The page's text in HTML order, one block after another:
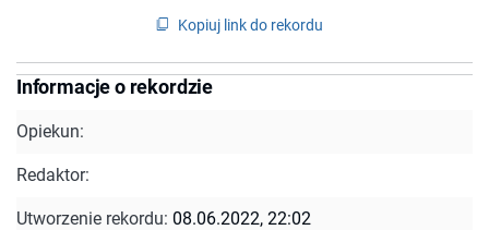
Kopiuj link do rekordu
Informacje o rekordzie
Opiekun:
Redaktor:
Utworzenie rekordu: 08.06.2022, 22:02